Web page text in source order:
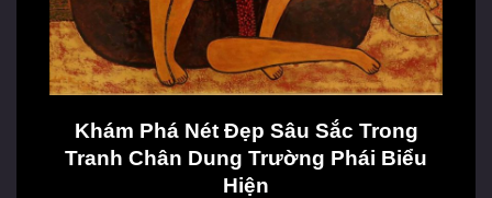
Khám Phá Nét Đẹp Sâu Sắc Trong
Tranh Chân Dung Trường Phái Biểu
Hiện